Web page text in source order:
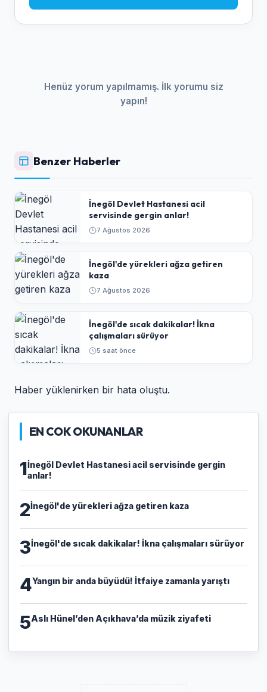
Henüz yorum yapılmamış. İlk yorumu siz
yapın!
Benzer Haberler
İnegöl Devlet Hastanesi acil
servisinde gergin anlar!
7 Ağustos 2026
İnegöl'de yürekleri ağza getiren
kaza
7 Ağustos 2026
İnegöl'de sıcak dakikalar! İkna
çalışmaları sürüyor
5 saat önce
Haber yüklenirken bir hata oluştu.
EN COK OKUNANLAR
1İnegöl Devlet Hastanesi acil servisinde gergin
anlar!
2İnegöl'de yürekleri ağza getiren kaza
3İnegöl'de sıcak dakikalar! İkna çalışmaları sürüyor
4Yangın bir anda büyüdü! İtfaiye zamanla yarıştı
5Aslı Hünel’den Açıkhava’da müzik ziyafeti